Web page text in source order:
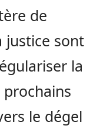
de
justice sont
la
le dégel